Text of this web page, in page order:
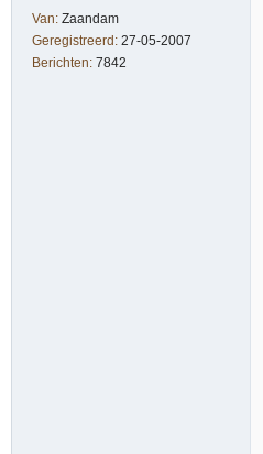
Van: Zaandam
Geregistreerd: 27-05-2007
Berichten: 7842